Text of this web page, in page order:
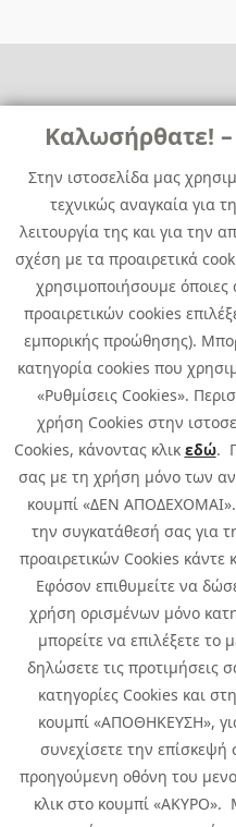
Καλωσήρθατε!
Στην ιστοσελίδα μας
τεχνικώς αναγκαία για
λειτουργία της και για την
σχέση με τα προαιρετικά
χρησιμοποιήσουμε όποιες
προαιρετικών cookies
εμπορικής προώθησης).
κατηγορία cookies που
«Ρυθμίσεις Cookies».
χρήση Cookies στην
Cookies, κάνοντας κλικ εδώ.
σας με τη χρήση μόνο των
κουμπί «ΔΕΝ
την συγκατάθεσή σας για
προαιρετικών Cookies
Εφόσον επιθυμείτε να
χρήση ορισμένων μόνο
μπορείτε να επιλέξετε το
δηλώσετε τις προτιμήσεις
κατηγορίες Cookies και
κουμπί «ΑΠΟΘΗΚΕΥΣΗ»,
συνεχίσετε την επίσκεψή
προηγούμενη οθόνη του
κλικ στο κουμπί
Χρήσιμα
News
Media Kit
Career
Quest Group
Copyright © 2026 Infoquest.gr All